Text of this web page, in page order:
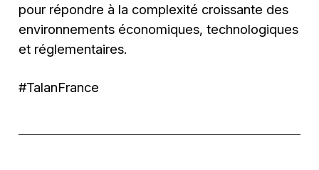
pour répondre à la complexité croissante des
environnements économiques, technologiques
et réglementaires.
#TalanFrance